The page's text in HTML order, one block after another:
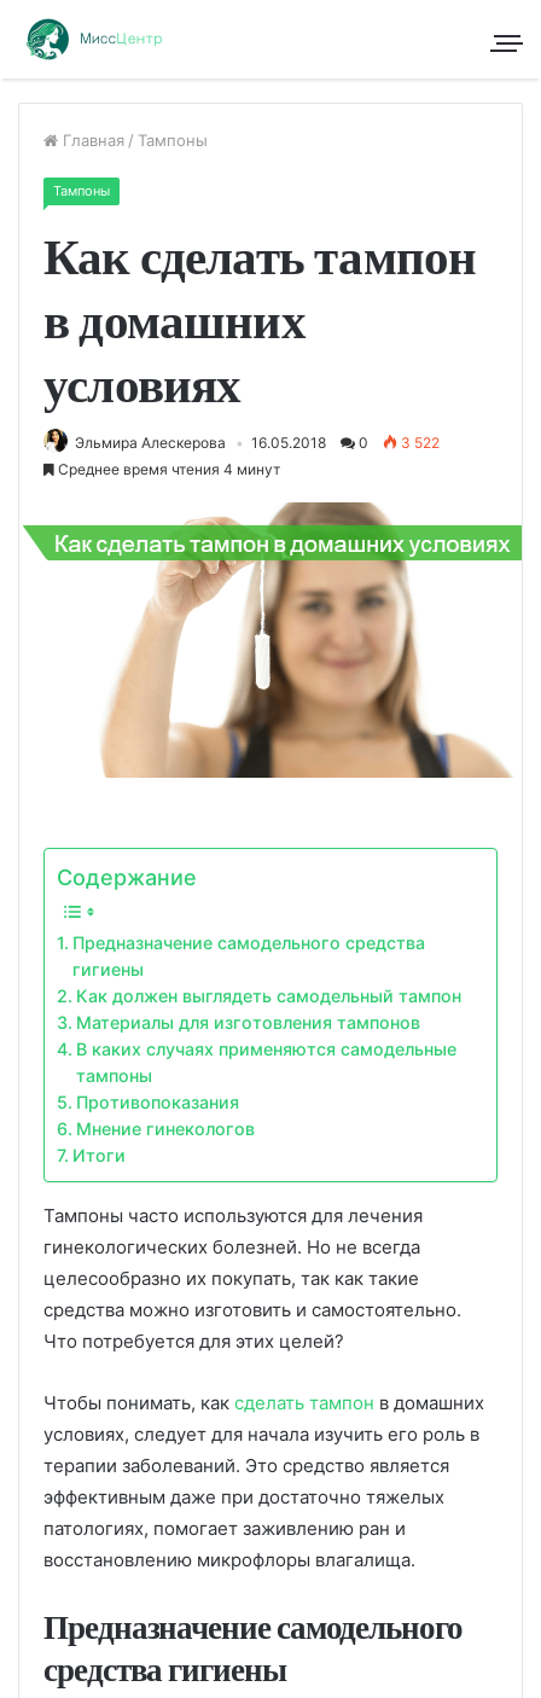
Главная / Тампоны
Тампоны
Как сделать тампон
в домашних
условиях
Эльмира Алескерова 16.05.2018 0
3 522
Среднее время чтения 4 минут
Содержание
Предназначение самодельного средства
гигиены
Как должен выглядеть самодельный тампон
Материалы для изготовления тампонов
В каких случаях применяются самодельные
тампоны
Противопоказания
Мнение гинекологов
Итоги
Тампоны часто используются для лечения
гинекологических болезней. Но не всегда
целесообразно их покупать, так как такие
средства можно изготовить и самостоятельно.
Что потребуется для этих целей?
Чтобы понимать, как сделать тампон в домашних
условиях, следует для начала изучить его роль в
терапии заболеваний. Это средство является
эффективным даже при достаточно тяжелых
патологиях, помогает заживлению ран и
восстановлению микрофлоры влагалища.
Предназначение самодельного
средства гигиены